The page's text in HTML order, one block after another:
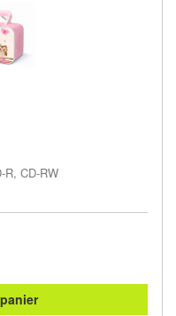
R, CD-RW